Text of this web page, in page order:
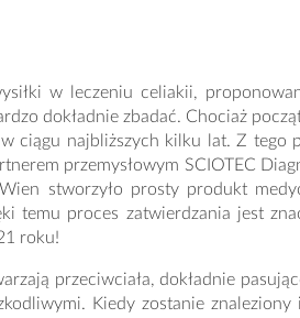
w leczeniu celiakii,
dokładnie zbadać. Chociaż
ciągu najbliższych kilku lat. Z tego
przemysłowym SCIOTEC
stworzyło prosty produkt
temu proces zatwierdzania jest
roku!
przeciwciała, dokładnie
Kiedy zostanie